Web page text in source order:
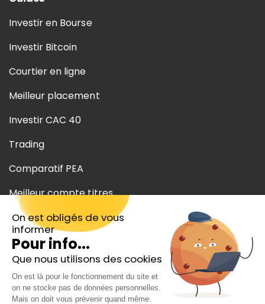
On est obligés de vous
informer
Pour info...
Que nous utilisons des cookies
On est là pour le fonctionnement du site et
on ne stocke pas de données personnelles.
Mais on doit vous prévenir quand même.
Inscrivez-vous gratuitement à
notre Newsletter hebdo
En cadeau notre ebook
Investir en Bourse
Investir Bitcoin
Courtier en ligne
Meilleur placement
Investir CAC 40
Trading
Comparatif PEA
Meilleur compte titres
Investir ETF
Investir dividende
Meilleure plateforme crypto
Comparatif banque en ligne